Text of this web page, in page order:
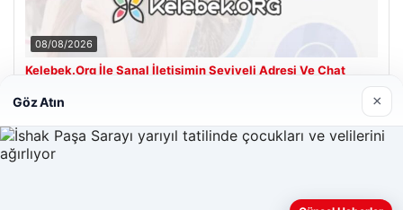
08/08/2026
Kelebek.Org İle Sanal İletişimin Seviyeli Adresi Ve Chat
Son Eklenen Firmalar
Göz Atın ×